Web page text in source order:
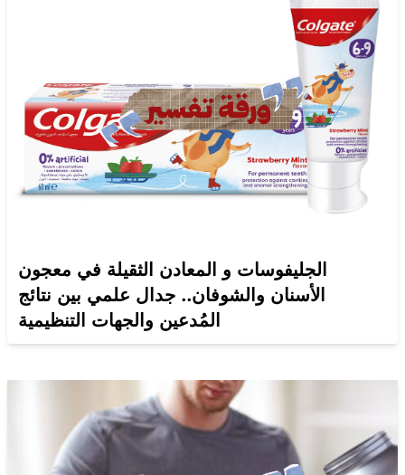
الجليفوسات و المعادن الثقيلة في معجون
الأسنان والشوفان.. جدال علمي بين نتائج
المُدعين والجهات التنظيمية